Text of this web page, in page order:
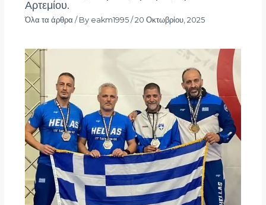
Αρτεμίου.
Όλα τα άρθρα / By eakm1995 / 20 Οκτωβρίου, 2025